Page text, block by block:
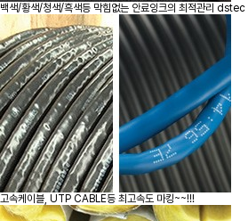
백색/황색/청색/흑색등 막힘없는 안료잉크의 최적관리 dstec
고속케이블, UTP CABLE등 최고속도 마킹~~!!!